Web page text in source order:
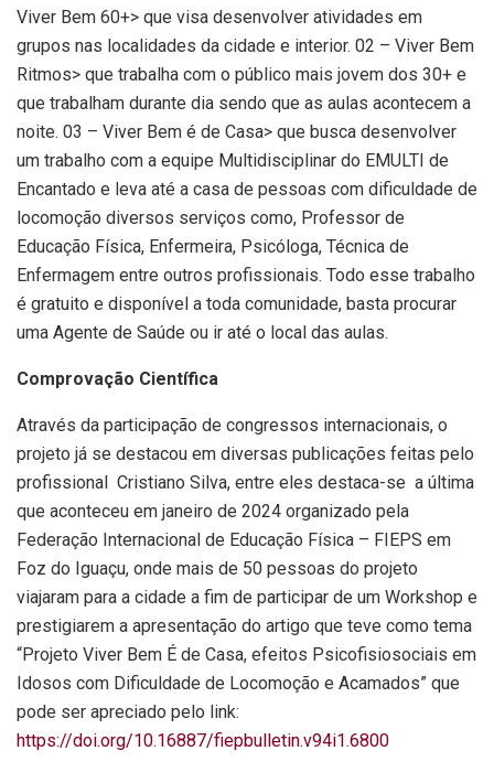
Viver Bem 60+> que visa desenvolver atividades em
grupos nas localidades da cidade e interior. 02 – Viver Bem
Ritmos> que trabalha com o público mais jovem dos 30+ e
que trabalham durante dia sendo que as aulas acontecem a
noite. 03 – Viver Bem é de Casa> que busca desenvolver
um trabalho com a equipe Multidisciplinar do EMULTI de
Encantado e leva até a casa de pessoas com dificuldade de
locomoção diversos serviços como, Professor de
Educação Física, Enfermeira, Psicóloga, Técnica de
Enfermagem entre outros profissionais. Todo esse trabalho
é gratuito e disponível a toda comunidade, basta procurar
uma Agente de Saúde ou ir até o local das aulas.
Comprovação Científica
Através da participação de congressos internacionais, o
projeto já se destacou em diversas publicações feitas pelo
profissional Cristiano Silva, entre eles destaca-se a última
que aconteceu em janeiro de 2024 organizado pela
Federação Internacional de Educação Física – FIEPS em
Foz do Iguaçu, onde mais de 50 pessoas do projeto
viajaram para a cidade a fim de participar de um Workshop e
prestigiarem a apresentação do artigo que teve como tema
“Projeto Viver Bem É de Casa, efeitos Psicofisiosociais em
Idosos com Dificuldade de Locomoção e Acamados” que
pode ser apreciado pelo link:
https://doi.org/10.16887/fiepbulletin.v94i1.6800